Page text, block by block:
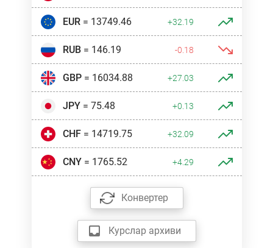
EUR= 13749.46 +32.19
RUB= 146.19 -0.18
GBP= 16034.88 +27.03
JPY= 75.48 +0.13
CHF= 14719.75 +32.09
CNY= 1765.52 +4.29
Конвертер
Курслар архиви